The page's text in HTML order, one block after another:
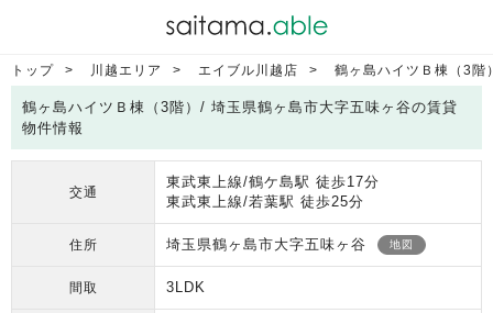
トップ 川越エリア エイブル川越店 鶴ヶ島ハイツＢ棟（3階
鶴ヶ島ハイツＢ棟（3階）/ 埼玉県鶴ヶ島市大字五味ヶ谷の賃貸
物件情報
交通
東武東上線/鶴ケ島駅 徒歩17分
東武東上線/若葉駅 徒歩25分
住所 埼玉県鶴ヶ島市大字五味ヶ谷 地図
間取 3LDK